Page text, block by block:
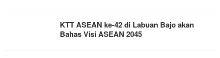
KTT ASEAN ke-42 di Labuan Bajo akan
Bahas Visi ASEAN 2045